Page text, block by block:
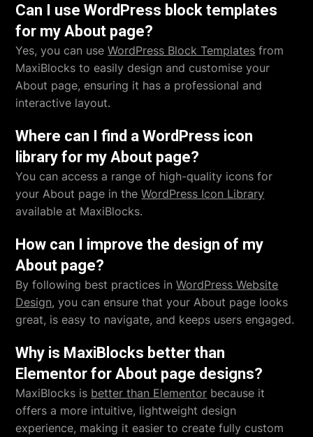
Can I use WordPress block templates
for my About page?
Yes, you can useWordPress Block Templates from
MaxiBlocks to easily design and customise your
About page, ensuring it has a professional and
interactive layout.
Where can I find a WordPress icon
library for my About page?
You can access a range of high-quality icons for
your About page in theWordPress Icon Library
available at MaxiBlocks.
How can I improve the design of my
About page?
By following best practices inWordPress Website
Design, you can ensure that your About page looks
great, is easy to navigate, and keeps users engaged.
Why is MaxiBlocks better than
Elementor for About page designs?
MaxiBlocks is better than Elementor because it
offers a more intuitive, lightweight design
experience, making it easier to create fully custom